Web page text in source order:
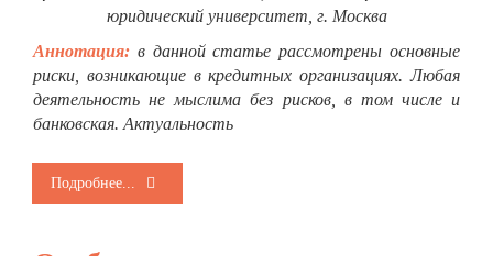
юридический университет, г. Москва
Аннотация: в данной статье рассмотрены основные
риски, возникающие в кредитных организациях. Любая
деятельность не мыслима без рисков, в том числе и
банковская. Актуальность
Подробнее...